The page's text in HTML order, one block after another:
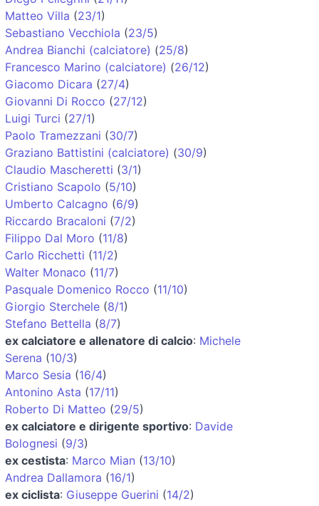
Matteo Villa (23/1)
Sebastiano Vecchiola (23/5)
Andrea Bianchi (calciatore) (25/8)
Francesco Marino (calciatore) (26/12)
Giacomo Dicara (27/4)
Giovanni Di Rocco (27/12)
Luigi Turci (27/1)
Paolo Tramezzani (30/7)
Graziano Battistini (calciatore) (30/9)
Claudio Mascheretti (3/1)
Cristiano Scapolo (5/10)
Umberto Calcagno (6/9)
Riccardo Bracaloni (7/2)
Filippo Dal Moro (11/8)
Carlo Ricchetti (11/2)
Walter Monaco (11/7)
Pasquale Domenico Rocco (11/10)
Giorgio Sterchele (8/1)
Stefano Bettella (8/7)
ex calciatore e allenatore di calcio: Michele
Serena (10/3)
Marco Sesia (16/4)
Antonino Asta (17/11)
Roberto Di Matteo (29/5)
ex calciatore e dirigente sportivo: Davide
Bolognesi (9/3)
ex cestista: Marco Mian (13/10)
Andrea Dallamora (16/1)
ex ciclista: Giuseppe Guerini (14/2)